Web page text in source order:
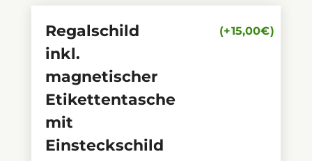
Regalschild
inkl.
magnetischer
Etikettentasche
mit
Einsteckschild
(+15,00€)